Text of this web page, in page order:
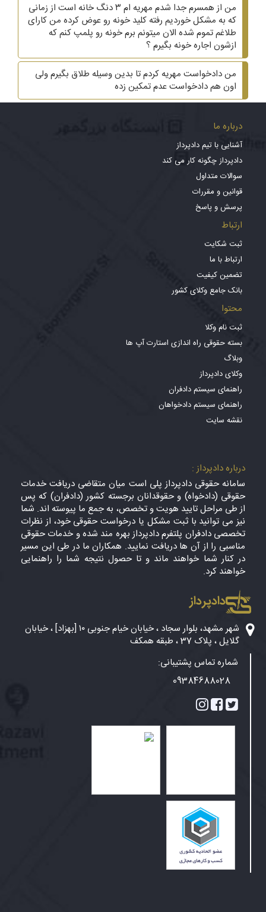
من از همسرم جدا شدم مهریه ام ۳ دنگ خانه است از زمانی
که به مشکل خوردیم رفته کلید خونه رو عوض کرده من کارای
طلاغم تموم شده الان میتونم برم خونه رو پلمپ کنم که
ازشون اجاره خونه بگیرم ؟
من دادخواست مهریه کردم تا بدین وسیله طلاق بگیرم ولی
اون هم دادخواست عدم تمکین زده
درباره ما
آشنایی با تیم دادپرداز
دادپرداز چگونه کار می کند
سوالات متداول
قوانین و مقررات
پرسش و پاسخ
ارتباط
ثبت شکایت
ارتباط با ما
تضمین کیفیت
بانک جامع وکلای کشور
محتوا
ثبت نام وکلا
بسته حقوقی راه اندازی استارت آپ ها
وبلاگ
وکلای دادپرداز
راهنمای سیستم دادفران
راهنمای سیستم دادخواهان
نقشه سایت
درباره دادپرداز :
سامانه حقوقی دادپرداز پلی است میان متقاضی دریافت خدمات
حقوقی (دادخواه) و حقوقدانان برجسته کشور (دادفران) که پس
از طی مراحل تایید هویت و تخصص، به جمع ما پیوسته اند. شما
نیز می توانید با ثبت مشکل یا درخواست حقوقی خود، از نظرات
تخصصی دادفران پلتفرم دادپرداز بهره مند شده و خدمات حقوقی
مناسبی را از آن ها دریافت نمایید. همکاران ما در طی این مسیر
در کنار شما خواهند ماند و تا حصول نتیجه شما را راهنمایی
خواهند کرد.
دادپرداز
شهر مشهد، بلوار سجاد ، خیابان خیام جنوبی ۱۰ [بهزاد] ، خیابان
گلایل ، پلاک 37 ، طبقه همکف
شماره تماس پشتیبانی:
09384688028